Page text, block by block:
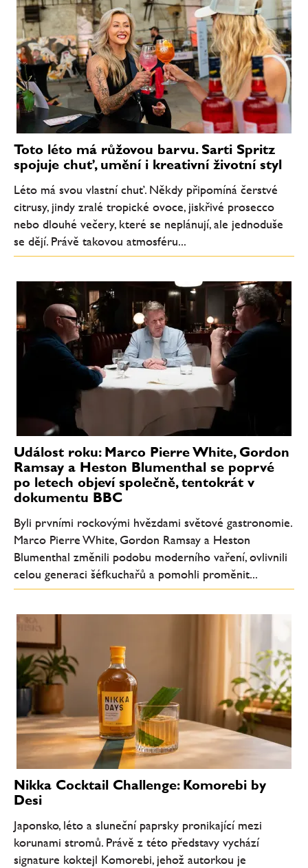
Toto léto má růžovou barvu. Sarti Spritz
spojuje chuť, umění i kreativní životní styl
Léto má svou vlastní chuť. Někdy připomíná čerstvé
citrusy, jindy zralé tropické ovoce, jiskřivé prosecco
nebo dlouhé večery, které se neplánují, ale jednoduše
se dějí. Právě takovou atmosféru...
Událost roku: Marco Pierre White, Gordon
Ramsay a Heston Blumenthal se poprvé
po letech objeví společně, tentokrát v
dokumentu BBC
Byli prvními rockovými hvězdami světové gastronomie.
Marco Pierre White, Gordon Ramsay a Heston
Blumenthal změnili podobu moderního vaření, ovlivnili
celou generaci šéfkuchařů a pomohli proměnit...
Nikka Cocktail Challenge: Komorebi by
Desi
Japonsko, léto a sluneční paprsky pronikající mezi
korunami stromů. Právě z této představy vychází
signature koktejl Komorebi, jehož autorkou je